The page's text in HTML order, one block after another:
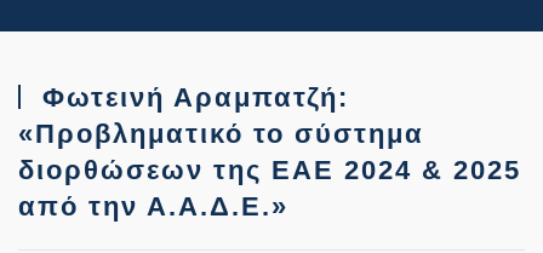
Φωτεινή Αραμπατζή:
«Προβληματικό το σύστημα
διορθώσεων της ΕΑΕ 2024 & 2025
από την Α.Α.Δ.Ε.»